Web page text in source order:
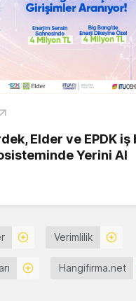
Elder ve EPDK
Yerini Al
Verimlilik
Hangifirma.net